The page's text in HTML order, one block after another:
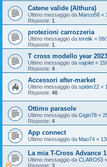
Catene valide (Althura)
Ultimo messaggio da Marco58 «
Risposte: 1
protezioni carrozzeria
Ultimo messaggio da torelik « 09/
Risposte: 1
T cross modello year 2023
Ultimo messaggio da vajolet «
Risposte: 4
Accessori after-market
Ultimo messaggio da spider22 «
Risposte: 46
Ottimo parasole
Ultimo messaggio da Gigin78 «
Risposte: 4
App connect
Ultimo messaggio da Mao74 «
La mia T-Cross Advance
Ultimo messaggio da CLARO53 «
Risposte: 3